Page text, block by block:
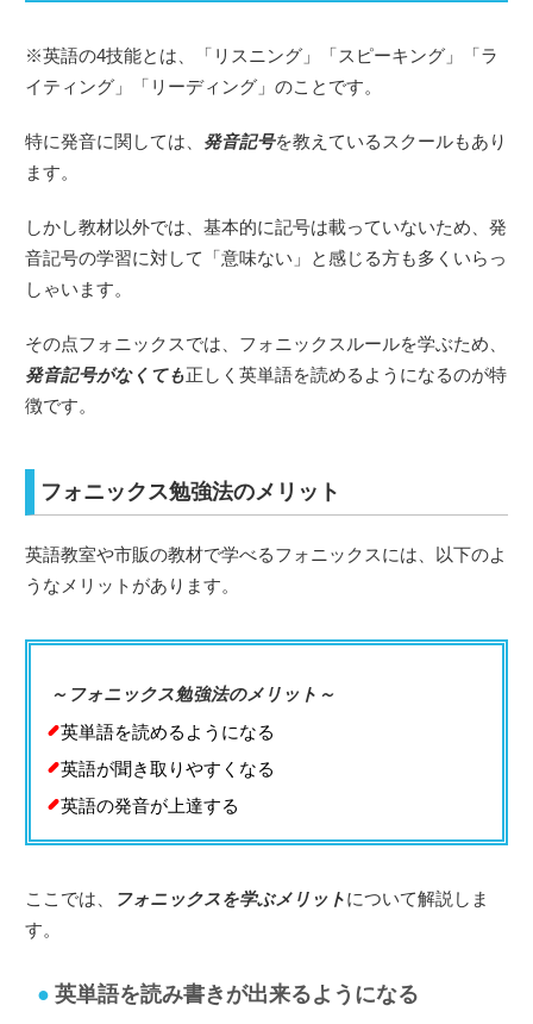
※英語の4技能とは、「リスニング」「スピーキング」「ラ
イティング」「リーディング」のことです。
特に発音に関しては、 発音記号を教えているスクールもあり
ます。
しかし教材以外では、基本的に記号は載っていないため、発
音記号の学習に対して「意味ない」と感じる方も多くいらっ
しゃいます。
その点フォニックスでは、フォニックスルールを学ぶため、
発音記号がなくても正しく英単語を読めるようになるのが特
徴です。
フォニックス勉強法のメリット
英語教室や市販の教材で学べるフォニックスには、以下のよ
うなメリットがあります。
～フォニックス勉強法のメリット～
英単語を読めるようになる
英語が聞き取りやすくなる
英語の発音が上達する
ここでは、 フォニックスを学ぶメリットについて解説しま
す。
英単語を読み書きが出来るようになる